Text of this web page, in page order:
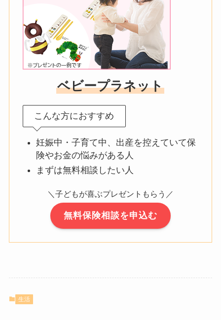
ベビープラネット
こんな方におすすめ
妊娠中・子育て中、出産を控えていて保
険やお金の悩みがある人
まずは無料相談したい人
＼子どもが喜ぶプレゼントもらう／
無料保険相談を申込む
生活